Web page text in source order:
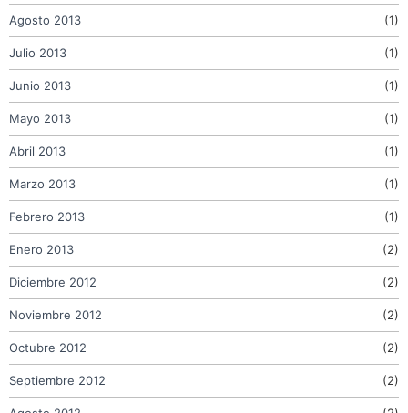
Agosto 2013 (1)
Julio 2013 (1)
Junio 2013 (1)
Mayo 2013 (1)
Abril 2013 (1)
Marzo 2013 (1)
Febrero 2013 (1)
Enero 2013 (2)
Diciembre 2012 (2)
Noviembre 2012 (2)
Octubre 2012 (2)
Septiembre 2012 (2)